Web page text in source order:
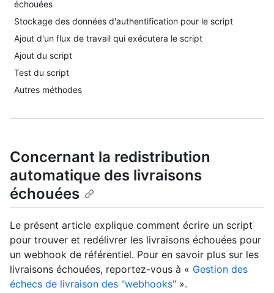
échouées
Stockage des données d'authentification pour le script
Ajout d'un flux de travail qui exécutera le script
Ajout du script
Test du script
Autres méthodes
Concernant la redistribution
automatique des livraisons
échouées
Le présent article explique comment écrire un script
pour trouver et redélivrer les livraisons échouées pour
un webhook de référentiel. Pour en savoir plus sur les
livraisons échouées, reportez-vous à « Gestion des
échecs de livraison des "webhooks" ».